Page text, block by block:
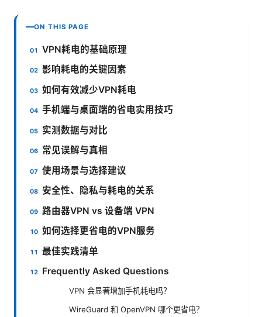
ON THIS PAGE
VPN耗电的基础原理
影响耗电的关键因素
如何有效减少VPN耗电
手机端与桌面端的省电实用技巧
实测数据与对比
常见误解与真相
使用场景与选择建议
安全性、隐私与耗电的关系
路由器VPN vs 设备端 VPN
如何选择更省电的VPN服务
最佳实践清单
Frequently Asked Questions
VPN 会显著增加手机耗电吗？
WireGuard 和 OpenVPN 哪个更省电？